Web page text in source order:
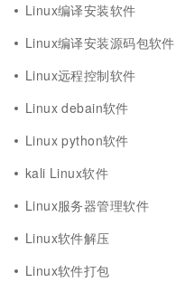
Linux编译安装软件
Linux编译安装源码包软件
Linux远程控制软件
Linux debain软件
Linux python软件
kali Linux软件
Linux服务器管理软件
Linux软件解压
Linux软件打包